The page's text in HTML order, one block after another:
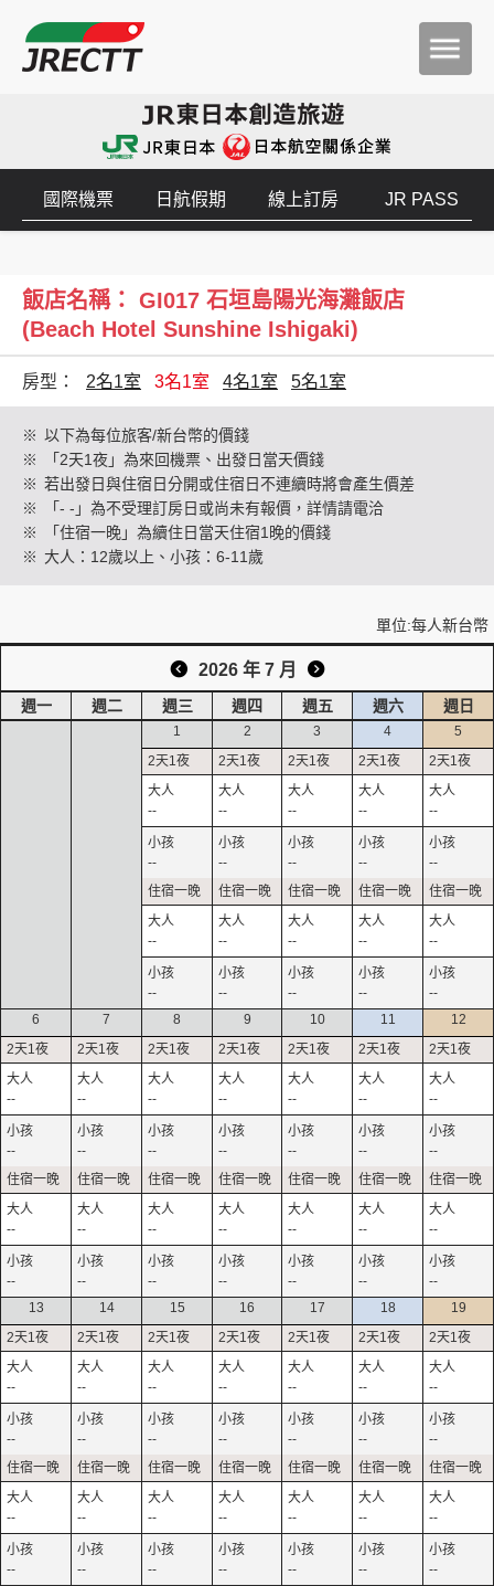
國際機票 日航假期 線上訂房 JR PASS
飯店名稱： GI017 石垣島陽光海灘飯店
(Beach Hotel Sunshine Ishigaki)
房型： 2名1室 3名1室 4名1室 5名1室
※ 以下為每位旅客/新台幣的價錢
※
「2天1夜」為來回機票、出發日當天價錢
※ 若出發日與住宿日分開或住宿日不連續時將會產生價差
※
「- -」為不受理訂房日或尚未有報價，詳情請電洽
※
「住宿一晚」為續住日當天住宿1晚的價錢
※ 大人：12歲以上、小孩：6-11歲
單位:每人新台幣
2026 年 7 月
週一 週二 週三 週四 週五 週六 週日
1
--
--
--
--
2
--
--
--
--
3
--
--
--
--
4
--
--
--
--
5
--
--
--
--
6
--
--
--
--
7
--
--
--
--
8
--
--
--
--
9
--
--
--
--
10
--
--
--
--
11
--
--
--
--
12
--
--
--
--
13
--
--
--
--
14
--
--
--
--
15
--
--
--
--
16
--
--
--
--
17
--
--
--
--
18
--
--
--
--
19
--
--
--
--